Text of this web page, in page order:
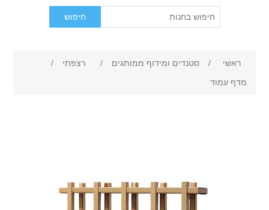
ראשי / סטנדים ומידוף ממותגים / רצפתי
/
מדף עמוד